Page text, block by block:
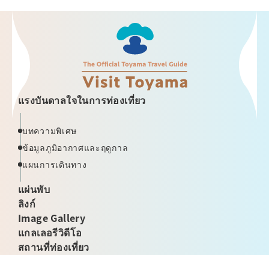
แรงบันดาลใจในการท่องเที่ยว
บทความพิเศษ
ข้อมูลภูมิอากาศและฤดูกาล
แผนการเดินทาง
แผ่นพับ
ลิงก์
Image Gallery
แกลเลอรีวิดีโอ
สถานที่ท่องเที่ยว